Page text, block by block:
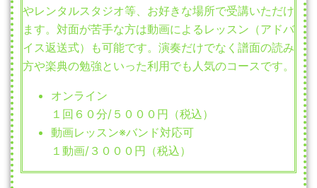
やレンタルスタジオ等、お好きな場所で受講いただけ
ます。対面が苦手な方は動画によるレッスン（アドバ
イス返送式）も可能です。演奏だけでなく譜面の読み
方や楽典の勉強といった利用でも人気のコースです。
オンライン
１回６０分/５０００円（税込）
動画レッスン※バンド対応可
１動画/３０００円（税込）